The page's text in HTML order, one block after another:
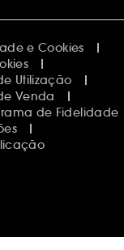
e Cookies
Utilização
Venda
de Fidelidade